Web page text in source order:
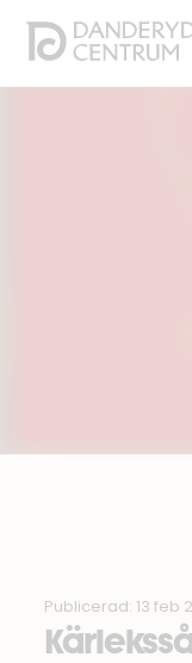
Publicerad: 13 feb